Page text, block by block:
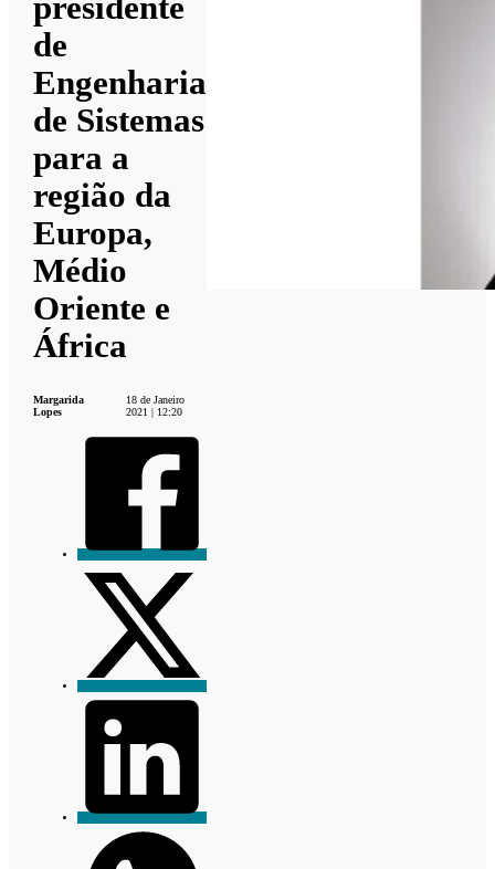
de
Engenharia
de Sistemas
para a
região da
Europa,
Médio
Oriente e
África
Margarida
Lopes
18 de Janeiro
2021 | 12:20